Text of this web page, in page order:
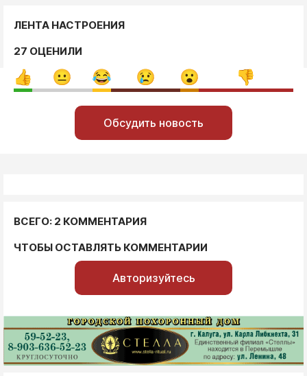
ЛЕНТА НАСТРОЕНИЯ
27 ОЦЕНИЛИ
Обсудить новость
ВСЕГО: 2 КОММЕНТАРИЯ
ЧТОБЫ ОСТАВЛЯТЬ КОММЕНТАРИИ
Авторизуйтесь